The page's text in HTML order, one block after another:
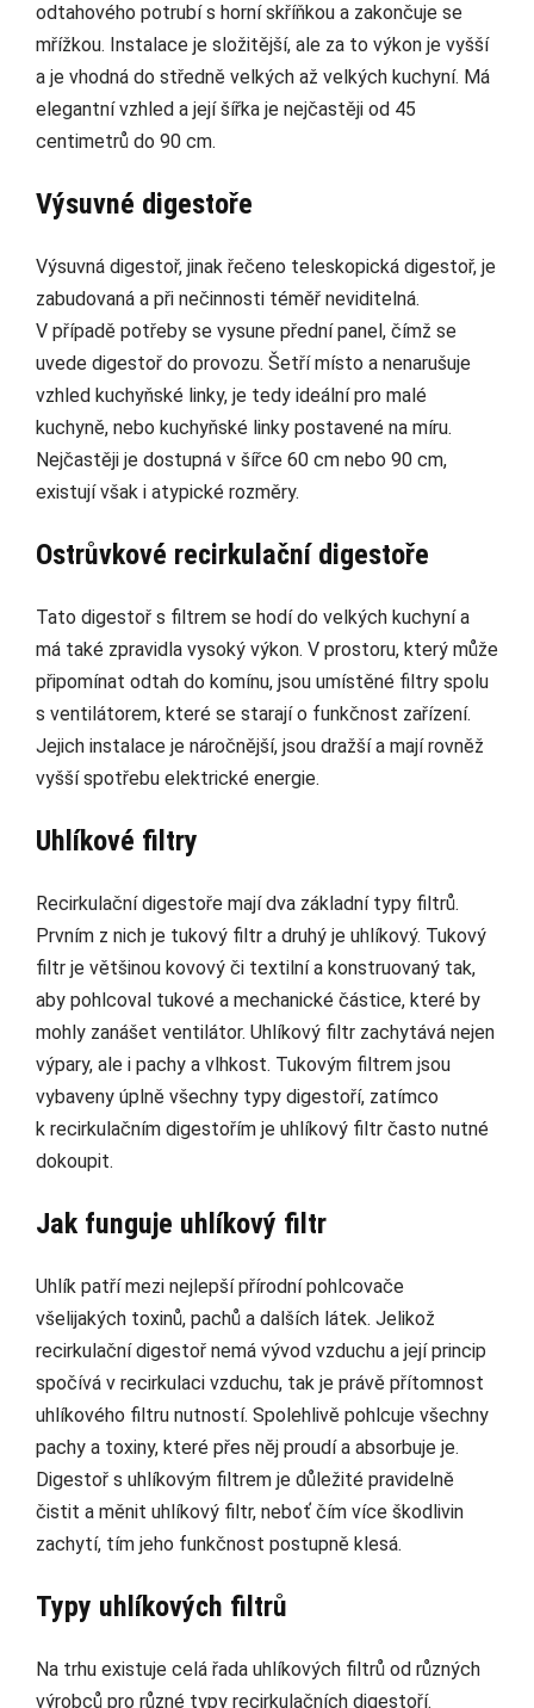
odtahového potrubí s horní skříňkou a zakončuje se
mřížkou. Instalace je složitější, ale za to výkon je vyšší
a je vhodná do středně velkých až velkých kuchyní. Má
elegantní vzhled a její šířka je nejčastěji od 45
centimetrů do 90 cm.
Výsuvné digestoře
Výsuvná digestoř, jinak řečeno teleskopická digestoř, je
zabudovaná a při nečinnosti téměř neviditelná.
V případě potřeby se vysune přední panel, čímž se
uvede digestoř do provozu. Šetří místo a nenarušuje
vzhled kuchyňské linky, je tedy ideální pro malé
kuchyně, nebo kuchyňské linky postavené na míru.
Nejčastěji je dostupná v šířce 60 cm nebo 90 cm,
existují však i atypické rozměry.
Ostrůvkové recirkulační digestoře
Tato digestoř s filtrem se hodí do velkých kuchyní a
má také zpravidla vysoký výkon. V prostoru, který může
připomínat odtah do komínu, jsou umístěné filtry spolu
s ventilátorem, které se starají o funkčnost zařízení.
Jejich instalace je náročnější, jsou dražší a mají rovněž
vyšší spotřebu elektrické energie.
Uhlíkové filtry
Recirkulační digestoře mají dva základní typy filtrů.
Prvním z nich je tukový filtr a druhý je uhlíkový. Tukový
filtr je většinou kovový či textilní a konstruovaný tak,
aby pohlcoval tukové a mechanické částice, které by
mohly zanášet ventilátor. Uhlíkový filtr zachytává nejen
výpary, ale i pachy a vlhkost. Tukovým filtrem jsou
vybaveny úplně všechny typy digestoří, zatímco
k recirkulačním digestořím je uhlíkový filtr často nutné
dokoupit.
Jak funguje uhlíkový filtr
Uhlík patří mezi nejlepší přírodní pohlcovače
všelijakých toxinů, pachů a dalších látek. Jelikož
recirkulační digestoř nemá vývod vzduchu a její princip
spočívá v recirkulaci vzduchu, tak je právě přítomnost
uhlíkového filtru nutností. Spolehlivě pohlcuje všechny
pachy a toxiny, které přes něj proudí a absorbuje je.
Digestoř s uhlíkovým filtrem je důležité pravidelně
čistit a měnit uhlíkový filtr, neboť čím více škodlivin
zachytí, tím jeho funkčnost postupně klesá.
Typy uhlíkových filtrů
Na trhu existuje celá řada uhlíkových filtrů od různých
výrobců pro různé typy recirkulačních digestoří.